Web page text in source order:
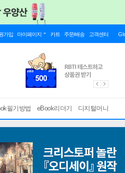
가입 마이페이지 카트 주문/배송 고객센터
필기방법 eBook리더기 디지털머니